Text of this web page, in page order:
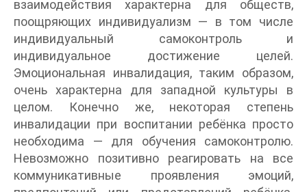
взаимодействия характерна для обществ,
поощряющих индивидуализм — в том числе
индивидуальный самоконтроль и
индивидуальное достижение целей.
Эмоциональная инвалидация, таким образом,
очень характерна для западной культуры в
целом. Конечно же, некоторая степень
инвалидации при воспитании ребёнка просто
необходима — для обучения самоконтролю.
Невозможно позитивно реагировать на все
коммуникативные проявления эмоций,